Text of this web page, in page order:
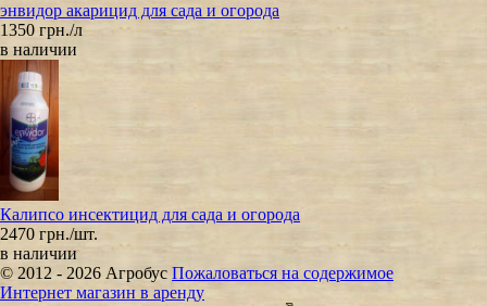
энвидор акарицид для сада и огорода
1350 грн./л
в наличии
Калипсо инсектицид для сада и огорода
2470 грн./шт.
в наличии
© 2012 - 2026 Агробус Пожаловаться на содержимое
Интернет магазин в аренду